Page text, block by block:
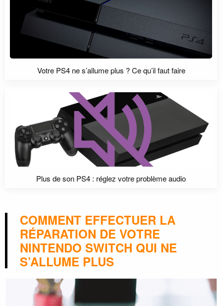
Votre PS4 ne s’allume plus ? Ce qu’il faut faire
Plus de son PS4 : réglez votre problème audio
COMMENT EFFECTUER LA
RÉPARATION DE VOTRE
NINTENDO SWITCH QUI NE
S’ALLUME PLUS